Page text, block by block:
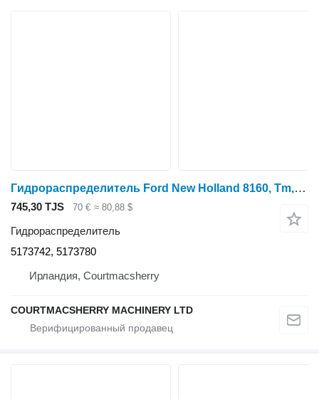
Гидрораспределитель Ford New Holland 8160, Tm, 60 Hydraulic Control Valve For Parts 51737 5173742, 5173780 для трактора колесного 8160
745,30 TJS 70 € ≈ 80,88 $
Гидрораспределитель
5173742, 5173780
Ирландия, Courtmacsherry
COURTMACSHERRY MACHINERY LTD